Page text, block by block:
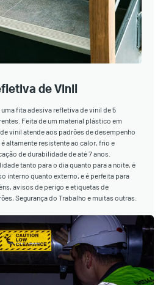
de Vinil
uma fita adesiva refletiva de vinil de 5
Feita de um material plástico em
vinil atende aos padrões de desempenho
é altamente resistente ao calor, frio e
de durabilidade de até 7 anos.
tanto para o dia quanto para a noite, é
interno quanto externo, e é perfeita para
avisos de perigo e etiquetas de
Segurança do Trabalho e muitas outras.